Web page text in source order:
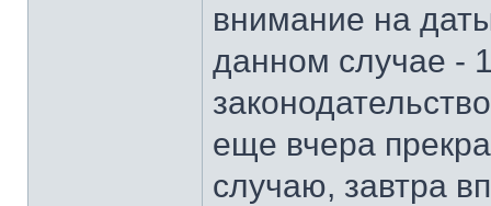
внимание на
данном случае -
еще вчера
случаю, завтра